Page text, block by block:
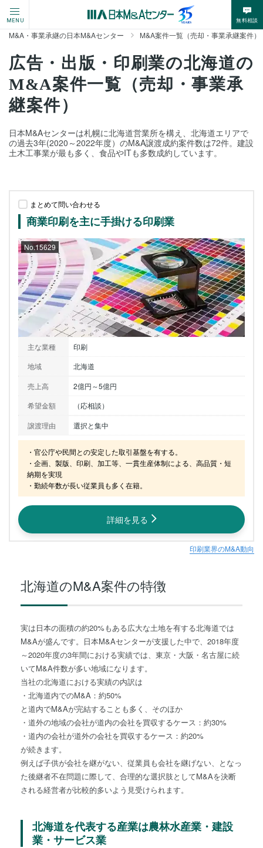
MENU 無料相談
M&A・事業承継の日本M&Aセンター M&A案件一覧（売却・事業承継案件）
広告・出版・印刷業の北海道の
M&A案件一覧（売却・事業承
継案件）
日本M&Aセンターは札幌に北海道営業所を構え、北海道エリアで
の過去3年(2020～2022年度）のM&A譲渡成約案件数は72件。建設
土木工事業が最も多く、食品やITも多数成約しています。
まとめて問い合わせる
商業印刷を主に手掛ける印刷業
No.15629
主な業種
印刷
地域
北海道
売上高
2億円～5億円
希望金額
（応相談）
譲渡理由
選択と集中
・官公庁や民間との安定した取引基盤を有する。
・企画、製版、印刷、加工等、一貫生産体制による、高品質・短
納期を実現
・勤続年数が長い従業員も多く在籍。
詳細を見る
印刷業界のM&A動向
北海道のM&A案件の特徴
実は日本の面積の約20%もある広大な土地を有する北海道では
M&Aが盛んです。日本M&Aセンターが支援した中で、2018年度
～2020年度の3年間における実績では、東京・大阪・名古屋に続
いてM&A件数が多い地域になります。
当社の北海道における実績の内訳は
・北海道内でのM&A：約50%
と道内でM&Aが完結することも多く、そのほか
・道外の地域の会社が道内の会社を買収するケース：約30%
・道内の会社が道外の会社を買収するケース：約20%
が続きます。
例えば子供が会社を継がない、従業員も会社を継げない、となっ
た後継者不在問題に際して、合理的な選択肢としてM&Aを決断
される経営者が比較的多いよう見受けられます。
北海道を代表する産業は農林水産業・建設
業・サービス業